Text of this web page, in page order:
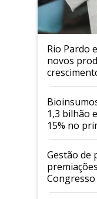
Rio Pardo
novos
1,3 bilhão
15% no
de 2026
Gestão de
Congresso